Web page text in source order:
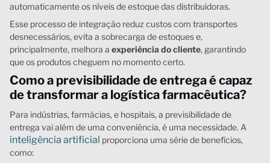
automaticamente os níveis de estoque das distribuidoras.
Esse processo de integração reduz custos com transportes
desnecessários, evita a sobrecarga de estoques e,
principalmente, melhora a experiência do cliente, garantindo
que os produtos cheguem no momento certo.
Como a previsibilidade de entrega é capaz
de transformar a logística farmacêutica?
Para indústrias, farmácias, e hospitais, a previsibilidade de
entrega vai além de uma conveniência, é uma necessidade. A
inteligência artificial proporciona uma série de benefícios,
como: